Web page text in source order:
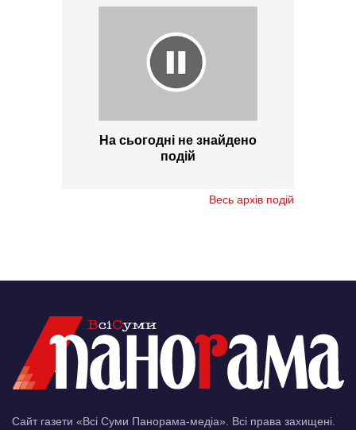
На сьогодні не знайдено
подій
Весь архів подій
Сайт газети «Всі Суми Панорама-медіа». Всі права захищені.